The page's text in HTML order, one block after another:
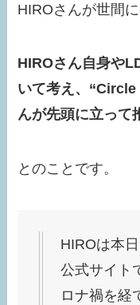
HIROさんが世間
HIROさん自身や
いて考え、
んが先頭に立って
とのことです。
HIROは本
公式サイト
ロナ禍を経